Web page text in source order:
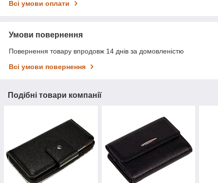
Всі умови оплати
Умови повернення
Повернення товару впродовж 14 днів за домовленістю
Всі умови повернення
Подібні товари компанії